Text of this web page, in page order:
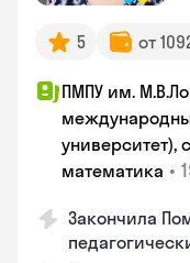
5 от
ПМПУ им.
университет),
математика •
Закончила